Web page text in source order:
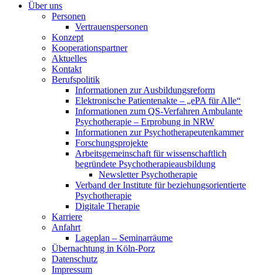
Über uns
Personen
Vertrauenspersonen
Konzept
Kooperationspartner
Aktuelles
Kontakt
Berufspolitik
Informationen zur Ausbildungsreform
Elektronische Patientenakte – „ePA für Alle“
Informationen zum QS-Verfahren Ambulante
Psychotherapie – Erprobung in NRW
Informationen zur Psychotherapeutenkammer
Forschungsprojekte
Arbeitsgemeinschaft für wissenschaftlich
begründete Psychotherapieausbildung
Newsletter Psychotherapie
Verband der Institute für beziehungsorientierte
Psychotherapie
Digitale Therapie
Karriere
Anfahrt
Lageplan – Seminarräume
Übernachtung in Köln-Porz
Datenschutz
Impressum